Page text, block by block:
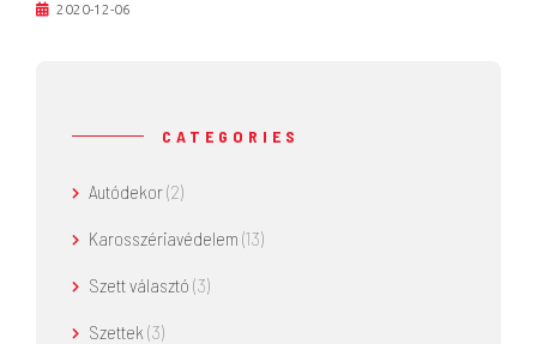
2020-12-06
CATEGORIES
Autódekor(2)
Karosszériavédelem (13)
Szett választó (3)
Szettek (3)